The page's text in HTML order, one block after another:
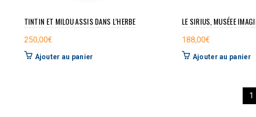
TINTIN ET MILOU ASSIS DANS L’HERBE
250,00€
Ajouter au panier
LE SIRIUS, MUSÉEE
188,00€
Ajouter au panier
1